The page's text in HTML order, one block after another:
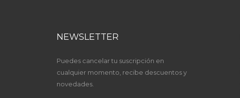
NEWSLETTER
Puedes cancelar tu suscripción en
cualquier momento, recibe descuentos y
novedades.